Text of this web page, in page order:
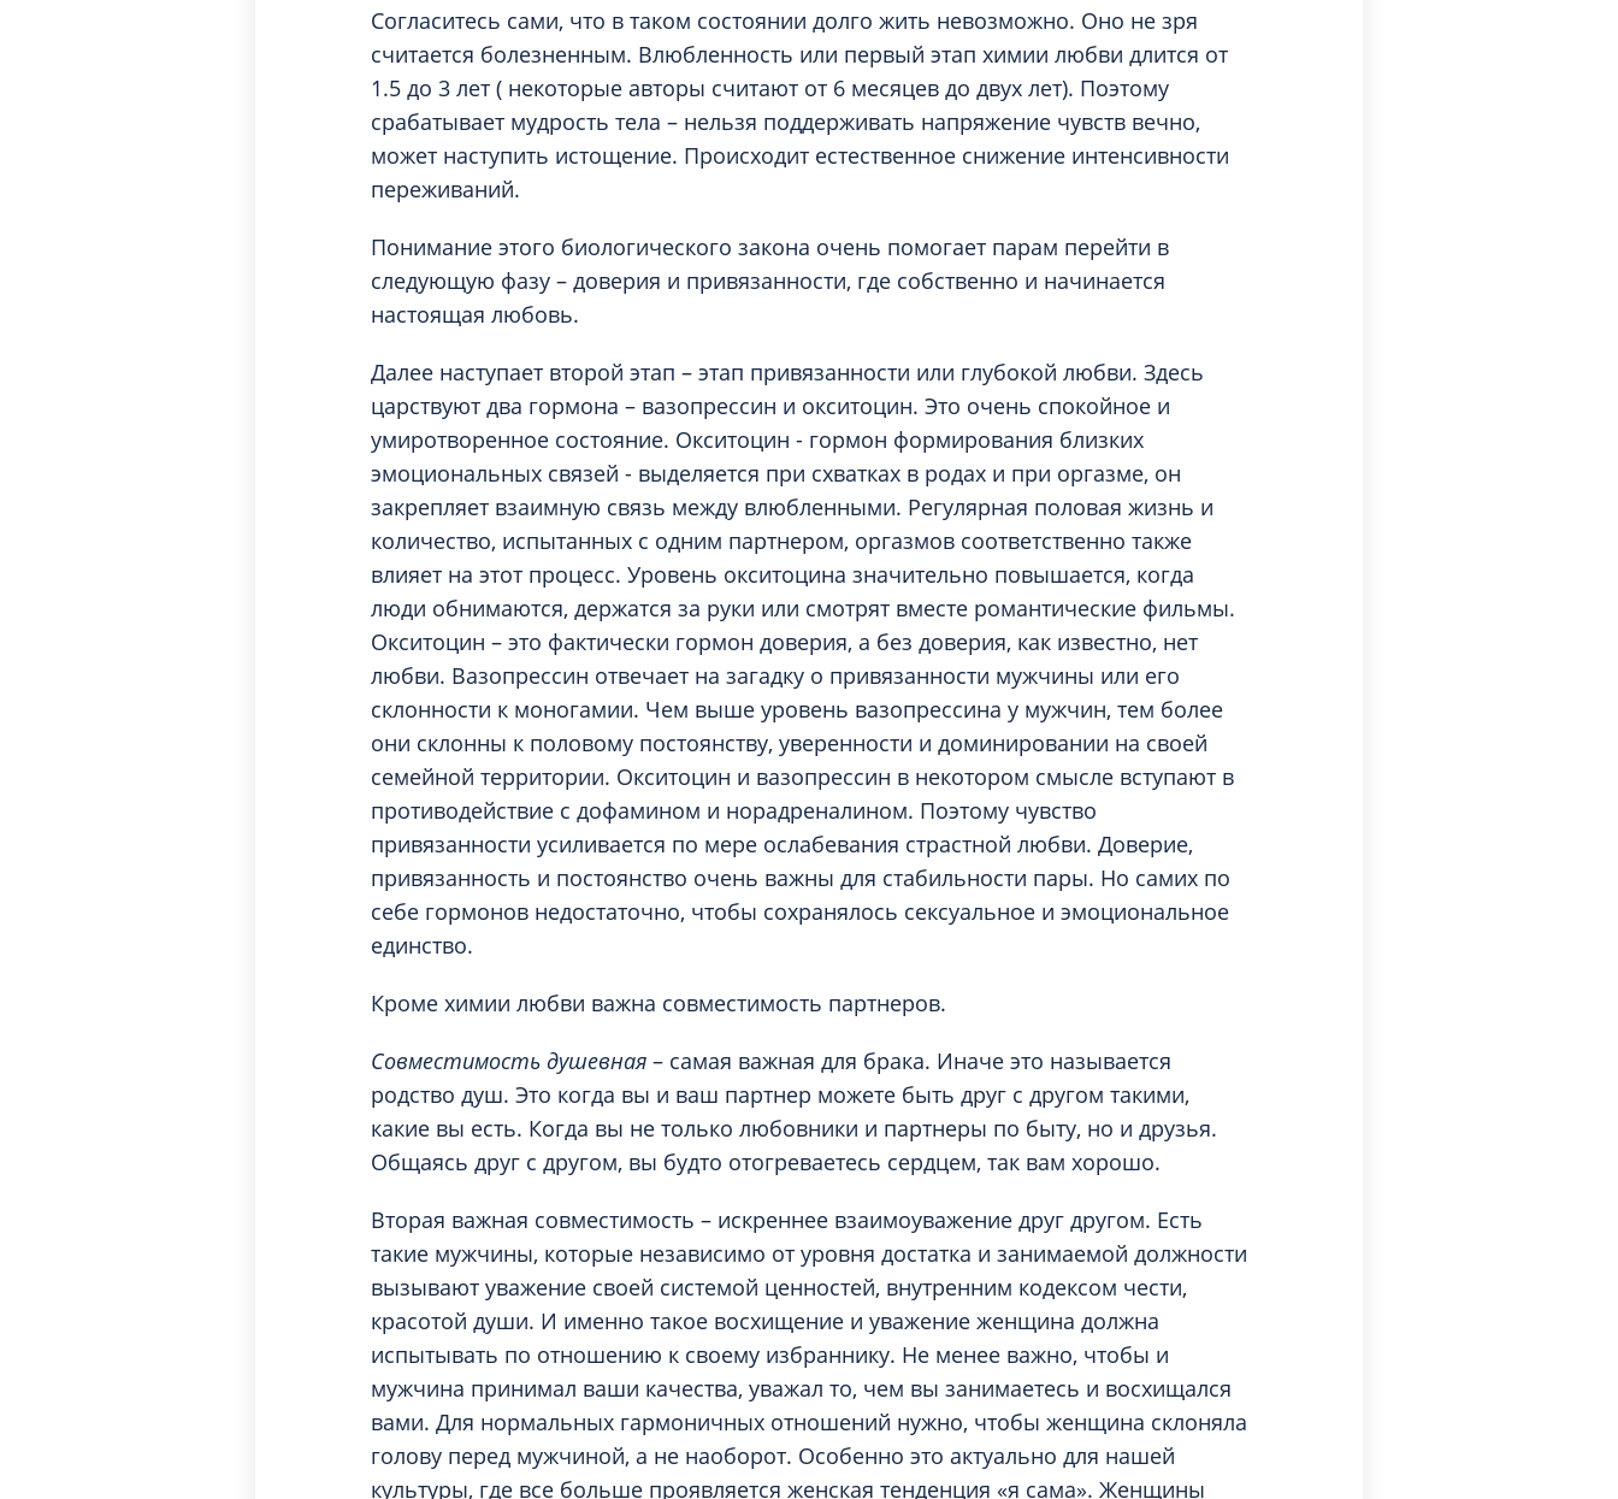
Согласитесь сами, что в таком состоянии долго жить невозможно. Оно не зря
считается болезненным. Влюбленность или первый этап химии любви длится от
1.5 до 3 лет ( некоторые авторы считают от 6 месяцев до двух лет). Поэтому
срабатывает мудрость тела – нельзя поддерживать напряжение чувств вечно,
может наступить истощение. Происходит естественное снижение интенсивности
переживаний.
Понимание этого биологического закона очень помогает парам перейти в
следующую фазу – доверия и привязанности, где собственно и начинается
настоящая любовь.
Далее наступает второй этап – этап привязанности или глубокой любви. Здесь
царствуют два гормона – вазопрессин и окситоцин. Это очень спокойное и
умиротворенное состояние. Окситоцин - гормон формирования близких
эмоциональных связей - выделяется при схватках в родах и при оргазме, он
закрепляет взаимную связь между влюбленными. Регулярная половая жизнь и
количество, испытанных с одним партнером, оргазмов соответственно также
влияет на этот процесс. Уровень окситоцина значительно повышается, когда
люди обнимаются, держатся за руки или смотрят вместе романтические фильмы.
Окситоцин – это фактически гормон доверия, а без доверия, как известно, нет
любви. Вазопрессин отвечает на загадку о привязанности мужчины или его
склонности к моногамии. Чем выше уровень вазопрессина у мужчин, тем более
они склонны к половому постоянству, уверенности и доминировании на своей
семейной территории. Окситоцин и вазопрессин в некотором смысле вступают в
противодействие с дофамином и норадреналином. Поэтому чувство
привязанности усиливается по мере ослабевания страстной любви. Доверие,
привязанность и постоянство очень важны для стабильности пары. Но самих по
себе гормонов недостаточно, чтобы сохранялось сексуальное и эмоциональное
единство.
Кроме химии любви важна совместимость партнеров.
Совместимость душевная – самая важная для брака. Иначе это называется
родство душ. Это когда вы и ваш партнер можете быть друг с другом такими,
какие вы есть. Когда вы не только любовники и партнеры по быту, но и друзья.
Общаясь друг с другом, вы будто отогреваетесь сердцем, так вам хорошо.
Вторая важная совместимость – искреннее взаимоуважение друг другом. Есть
такие мужчины, которые независимо от уровня достатка и занимаемой должности
вызывают уважение своей системой ценностей, внутренним кодексом чести,
красотой души. И именно такое восхищение и уважение женщина должна
испытывать по отношению к своему избраннику. Не менее важно, чтобы и
мужчина принимал ваши качества, уважал то, чем вы занимаетесь и восхищался
вами. Для нормальных гармоничных отношений нужно, чтобы женщина склоняла
голову перед мужчиной, а не наоборот. Особенно это актуально для нашей
культуры, где все больше проявляется женская тенденция «я сама». Женщины